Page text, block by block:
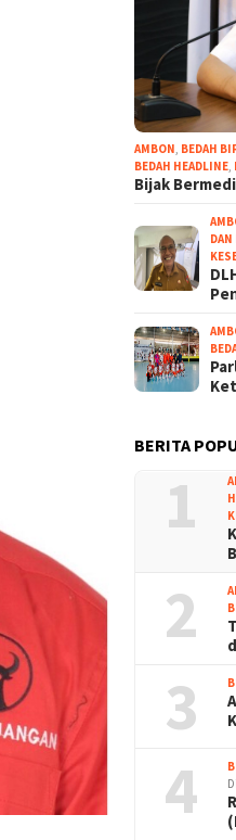
AMBON, BEDAH
BEDAH HEADLINE,
Bijak
BERITA
1
2
3
4